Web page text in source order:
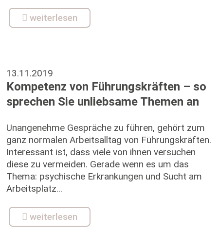
weiterlesen
13.11.2019
Kompetenz von Führungskräften – so
sprechen Sie unliebsame Themen an
Unangenehme Gespräche zu führen, gehört zum
ganz normalen Arbeitsalltag von Führungskräften.
Interessant ist, dass viele von ihnen versuchen
diese zu vermeiden. Gerade wenn es um das
Thema: psychische Erkrankungen und Sucht am
Arbeitsplatz...
weiterlesen